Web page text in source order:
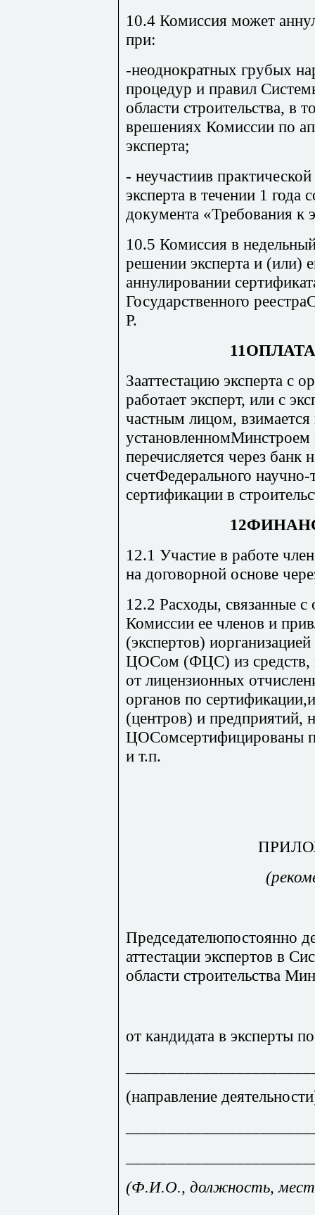
10.4 Комиссия может
при:
-неоднократных грубых
процедур и правил
области строительства, в
врешениях Комиссии по
эксперта;
- неучастиив
эксперта в течении 1 года
документа «Требования к
10.5 Комиссия в
решении эксперта и (или)
аннулировании
Государственного
Р.
Зааттестацию эксперта с
работает эксперт, или с
частным лицом,
установленномМинстроем
перечисляется через банк
счетФедерального научно-
сертификации в
12.1 Участие в работе
на договорной основе
12.2 Расходы, связанные с
Комиссии ее членов и
(экспертов)
ЦОСом (ФЦС) из
от лицензионных
органов по
(центров) и предприятий,
ЦОСомсертифицированы
и т.п.
Председателюпостоянно
аттестации экспер­тов в
области строительства
от кандидата в эксперты по
(направление
(Ф.И.О., должность,